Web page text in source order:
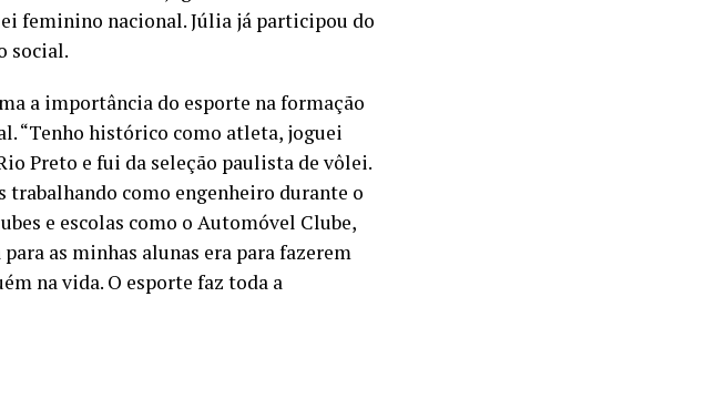
feminino nacional. Júlia já participou do
social.
a importância do esporte na formação
“Tenho histórico como atleta, joguei
Preto e fui da seleção paulista de vôlei.
trabalhando como engenheiro durante o
e escolas como o Automóvel Clube,
as minhas alunas era para fazerem
na vida. O esporte faz toda a